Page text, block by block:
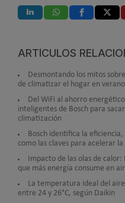
ARTÍCULOS
Desmontando los mitos
de climatizar el hogar en
Del WiFi al ahorro
inteligentes de Bosch para
climatización
Bosch identifica la
como las claves para acelerar
Impacto de las olas de calor:
que más energía consume en
La temperatura ideal del
entre 24 y 26°C, según Daikin